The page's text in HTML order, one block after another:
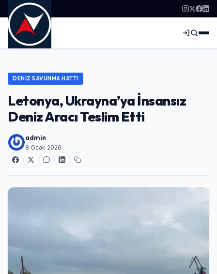
DENIZ SAVUNMA HATTI
Letonya, Ukrayna’ya İnsansız
Deniz Aracı Teslim Etti
admin
8 Ocak 2026